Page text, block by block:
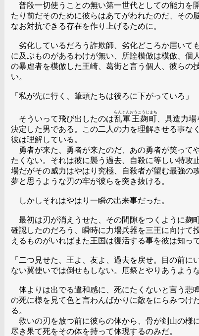
普段一切使うことの無い第一世代としての能力を
たり前だそのために彼らはあてがわれたのだ、その
なお対抗できる存在を作り上げるために。
劣化しているだろう詐欺師、劣化どころか届いて
に及ぶものがあるわけが無い、所詮模倣は模倣、個
の暴虐者を模倣した王崎、葛街と言う個人、彼らの
い。
「私が先に行く、筆頭たちは後ろに下がっていろ」
そういって飛び出したのは乱軍王麹町
らんぐんおうこうじまち
、具造力
決定した男である。この二人の力を理解させる事な
彼は理解している。
勇者が来た、勇者が来たのだ、あの勇者が笑って
たくない。それは彼に襲う過去、自殺に等しい特攻
場だがその威力はやはり究極、自殺者が望む最強の
夢と思うような刃の牢が彼らを突き抜ける。
しかしそれはやはり一瞬の出来事だった。
最初は刃が消えうせた、その間隙をつくように麹
確認したのだろう、瞬時に力場兵器を三王に向けて
えるものがいればまた王国は復活する事を彼は知っ
「二つ見せた、王よ、友よ、過去を戻せ。目の前
ない翼使いでは倒せもしない。厄祭とやりあうよう
体よりは出でる違和感に、死にたくないと言う悲
の死に様を見て色と言わんばかりに敵をにらみつけ
る。
救いの刃を放つ前に彼らの体から、骨が剣山の様
尽き果て死をその体を持って体現するのみだ。